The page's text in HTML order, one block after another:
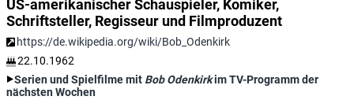
US-amerikanischer Schauspieler, Komiker,
Schriftsteller, Regisseur und Filmproduzent
https://de.wikipedia.org/wiki/Bob_Odenkirk
22.10.1962
Serien und Spielfilme mit Bob Odenkirkim TV-Programm der
nächsten Wochen